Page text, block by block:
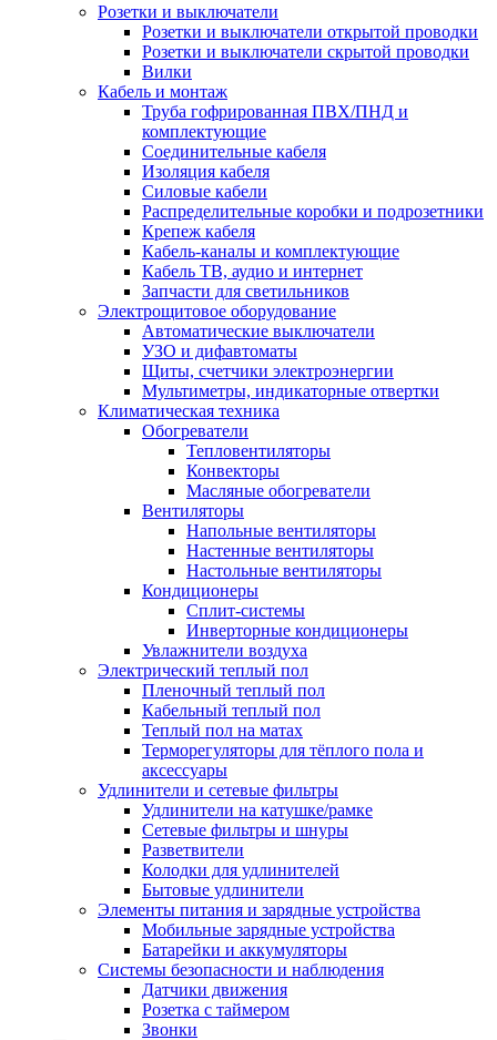
Розетки и выключатели
Розетки и выключатели открытой проводки
Розетки и выключатели скрытой проводки
Вилки
Кабель и монтаж
Труба гофрированная ПВХ/ПНД и
комплектующие
Соединительные кабеля
Изоляция кабеля
Силовые кабели
Распределительные коробки и подрозетники
Крепеж кабеля
Кабель-каналы и комплектующие
Кабель ТВ, аудио и интернет
Запчасти для светильников
Электрощитовое оборудование
Автоматические выключатели
УЗО и дифавтоматы
Щиты, счетчики электроэнергии
Мультиметры, индикаторные отвертки
Климатическая техника
Обогреватели
Тепловентиляторы
Конвекторы
Масляные обогреватели
Вентиляторы
Напольные вентиляторы
Настенные вентиляторы
Настольные вентиляторы
Кондиционеры
Сплит-системы
Инверторные кондиционеры
Увлажнители воздуха
Электрический теплый пол
Пленочный теплый пол
Кабельный теплый пол
Теплый пол на матах
Терморегуляторы для тёплого пола и
аксессуары
Удлинители и сетевые фильтры
Удлинители на катушке/рамке
Сетевые фильтры и шнуры
Разветвители
Колодки для удлинителей
Бытовые удлинители
Элементы питания и зарядные устройства
Мобильные зарядные устройства
Батарейки и аккумуляторы
Системы безопасности и наблюдения
Датчики движения
Розетка с таймером
Звонки